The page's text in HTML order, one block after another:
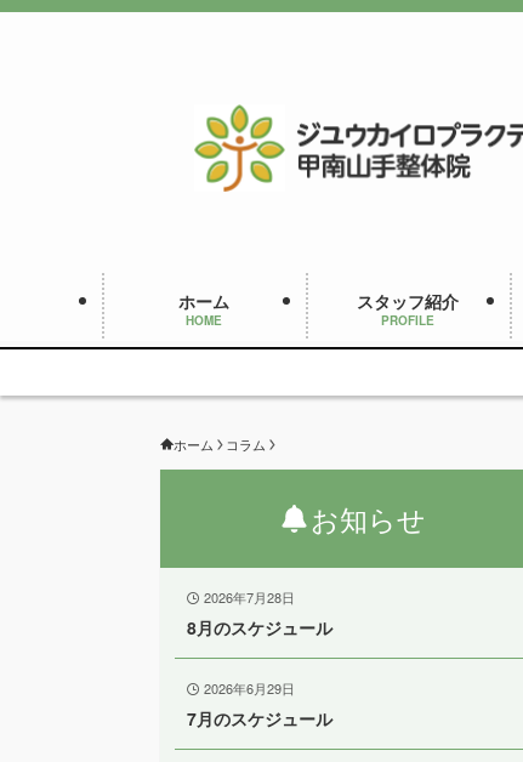
ホーム
HOME
スタッフ紹介
PROFILE
ホーム コラム
お知らせ
2026年7月28日
8月のスケジュール
2026年6月29日
7月のスケジュール